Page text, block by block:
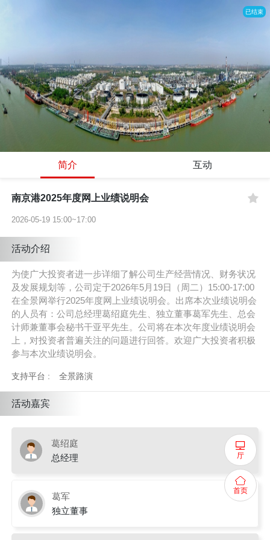
已结束
简介 互动
南京港2025年度网上业绩说明会
2026-05-19 15:00~17:00
活动介绍
为使广大投资者进一步详细了解公司生产经营情况、财务状况
及发展规划等，公司定于2026年5月19日（周二）15:00-17:00
在全景网举行2025年度网上业绩说明会。出席本次业绩说明会
的人员有：公司总经理葛绍庭先生、独立董事葛军先生、总会
计师兼董事会秘书干亚平先生。公司将在本次年度业绩说明会
上，对投资者普遍关注的问题进行回答。欢迎广大投资者积极
参与本次业绩说明会。
支持平台 : 全景路演
活动嘉宾
葛绍庭
总经理
葛军
独立董事
厅
首页